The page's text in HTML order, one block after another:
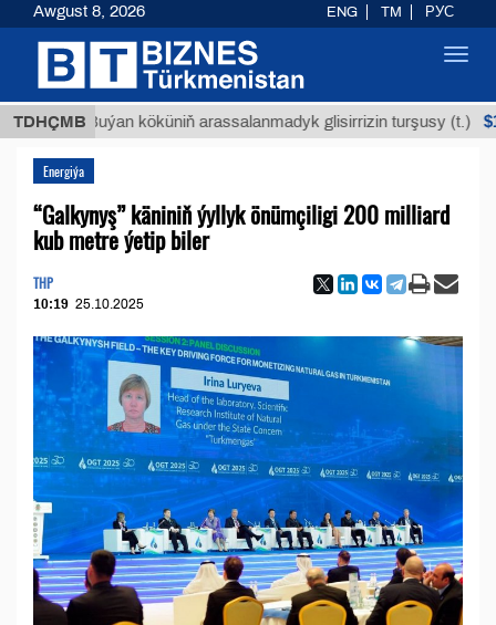
TDHÇMB
Buýan köküniň arassalanmadyk glisirrizin turşusy (t.)
Energiýa
“Galkynyş” käniniň ýyllyk önümçiligi 200 milliard
kub metre ýetip biler
THP
10:19 25.10.2025
Awgust 8, 2026 ENG TM РУС